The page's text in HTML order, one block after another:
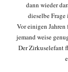
dann wieder
dieselbe
Vor einigen Jahren
jemand weise
Der Zirkuselefant